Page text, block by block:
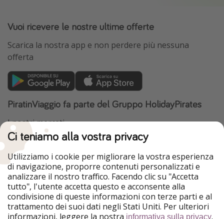
Vuoi ricevere le nostre ultime offerte
Scarica la nostra app e non perdere più nessuna
offerta
PiratinViaggio fa parte del Gruppo HolidayPirates
I nostri mercati
HolidayPirates
VakantiePiraten
WakacyjniPiraci
Ferienpiraten
Urlaubspiraten
Urlaubspiraten
ViajerosPiratas
TravelPirates
Il nostro gruppo
HolidayPirates Group
Ci teniamo alla vostra privacy
Utilizziamo i cookie per migliorare la vostra esperienza
di navigazione, proporre contenuti personalizzati e
analizzare il nostro traffico. Facendo clic su "Accetta
tutto", l'utente accetta questo e acconsente alla
condivisione di queste informazioni con terze parti e al
trattamento dei suoi dati negli Stati Uniti. Per ulteriori
informazioni, leggere la nostra informativa sulla privacy.